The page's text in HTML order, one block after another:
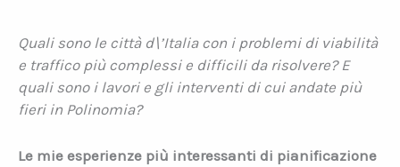
Quali sono le città d\’Italia con i problemi di viabilità
e traffico più complessi e difficili da risolvere? E
quali sono i lavori e gli interventi di cui andate più
fieri in Polinomia?
Le mie esperienze più interessanti di pianificazione